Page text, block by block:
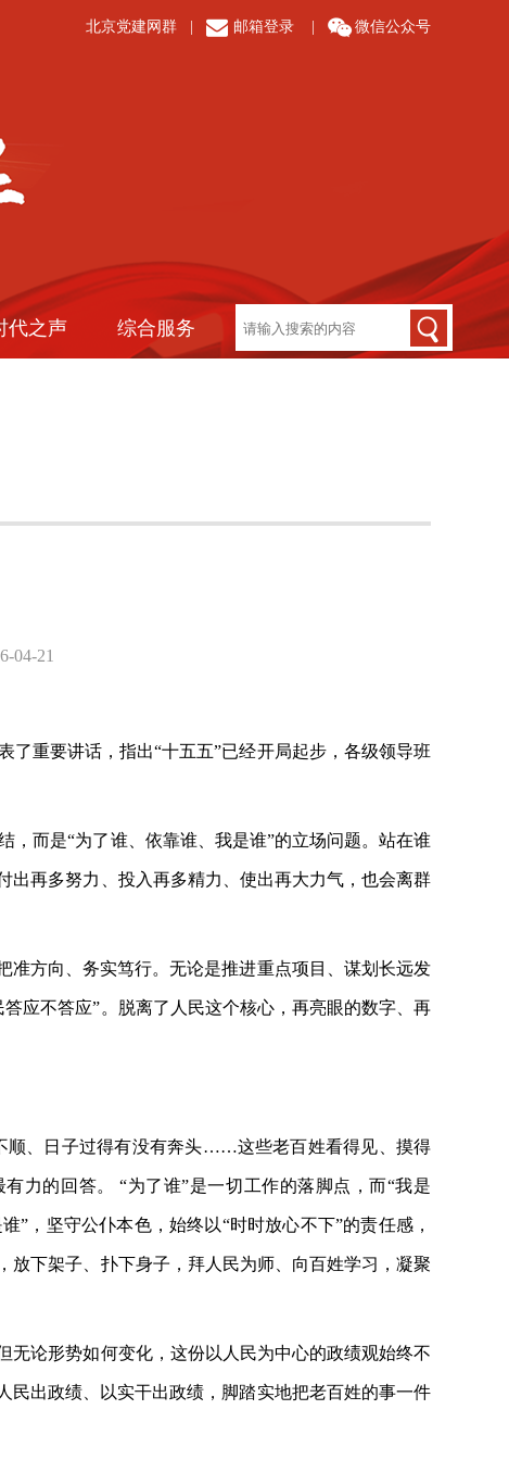
北京党建网群 邮箱登录 微信公众号
代之声 综合服务
21
重要讲话，指出“十五五”已经开局起步，各级领导班
，而是“为了谁、依靠谁、我是谁”的立场问题。站在谁
出再多努力、投入再多精力、使出再大力气，也会离群
准方向、务实笃行。无论是推进重点项目、谋划长远发
应不答应”。脱离了人民这个核心，再亮眼的数字、再
顺、日子过得有没有奔头……这些老百姓看得见、摸得
力的回答。 “为了谁”是一切工作的落脚点，而“我是
”，坚守公仆本色，始终以“时时放心不下”的责任感，
放下架子、扑下身子，拜人民为师、向百姓学习，凝聚
无论形势如何变化，这份以人民为中心的政绩观始终不
民出政绩、以实干出政绩，脚踏实地把老百姓的事一件